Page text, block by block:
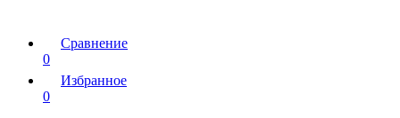
Сравнение
0
Избранное
0